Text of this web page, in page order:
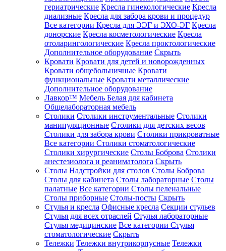
гериатрические Кресла гинекологические Кресла
диализные Кресла для забора крови и процедур
Все категории Кресла для ЭЭГ и ЭХО-ЭГ Кресла
донорские Кресла косметологические Кресла
отоларингологические Кресла проктологические
Дополнительное оборудование Скрыть
Кровати Кровати для детей и новорожденных
Кровати общебольничные Кровати
функциональные Кровати металлические
Дополнительное оборудование
Лавкор™ Мебель Белая для кабинета
Общелабораторная мебель
Столики Столики инструментальные Столики
манипуляционные Столики для детских весов
Столики для забора крови Столики прикроватные
Все категории Столики стоматологические
Столики хирургические Столы Боброва Столики
анестезиолога и реаниматолога Скрыть
Столы Надстройки для столов Столы Боброва
Столы для кабинета Столы лабораторные Столы
палатные Все категории Столы пеленальные
Столы приборные Столы-посты Скрыть
Стулья и кресла Офисные кресла Секции стульев
Стулья для всех отраслей Стулья лабораторные
Стулья медицинские Все категории Стулья
стоматологические Скрыть
Тележки Тележки внутрикорпусные Тележки